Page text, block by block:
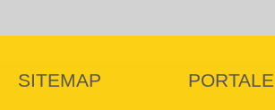
SITEMAP PORTALE